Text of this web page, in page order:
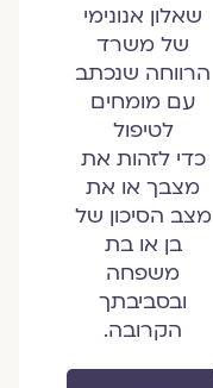
שאלון אנונימי
של משרד
הרווחה שנכתב
עם מומחים
לטיפול
כדי לזהות את
מצבך או את
מצב הסיכון של
בן או בת
משפחה
ובסביבתך
הקרובה.